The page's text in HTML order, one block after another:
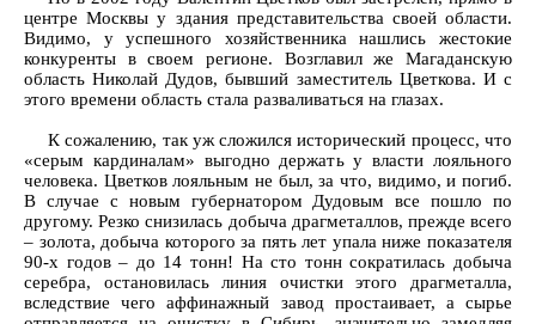
центре Москвы у здания представительства своей области.
Видимо, у успешного хозяйственника нашлись жестокие
конкуренты в своем регионе. Возглавил же Магаданскую
область Николай Дудов, бывший заместитель Цветкова. И с
этого времени область стала разваливаться на глазах.
К сожалению, так уж сложился исторический процесс, что
«серым кардиналам» выгодно держать у власти лояльного
человека. Цветков лояльным не был, за что, видимо, и погиб.
В случае с новым губернатором Дудовым все пошло по
другому. Резко снизилась добыча драгметаллов, прежде всего
– золота, добыча которого за пять лет упала ниже показателя
90-х годов – до 14 тонн! На сто тонн сократилась добыча
серебра, остановилась линия очистки этого драгметалла,
вследствие чего аффинажный завод простаивает, а сырье